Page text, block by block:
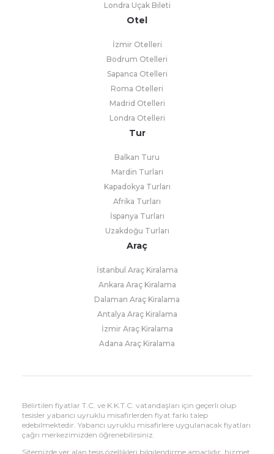
Londra Uçak Bileti
Otel
İzmir Otelleri
Bodrum Otelleri
Sapanca Otelleri
Roma Otelleri
Madrid Otelleri
Londra Otelleri
Tur
Balkan Turu
Mardin Turları
Kapadokya Turları
Afrika Turları
İspanya Turları
Uzakdoğu Turları
Araç
İstanbul Araç Kiralama
Ankara Araç Kiralama
Dalaman Araç Kiralama
Antalya Araç Kiralama
İzmir Araç Kiralama
Adana Araç Kiralama
Belirtilen fiyatlar T.C. ve K.K.T.C. vatandaşları için geçerli olup
tesisler yabancı uyruklu misafirlerden fiyat farkı talep
edebilmektedir. Yabancı uyruklu misafirlere uygulanacak fiyatları
çağrı merkezimizden öğrenebilirsiniz.
Sitemizde yer alan tesis özellikleri bilgilendirme amaçlıdır, hizmet